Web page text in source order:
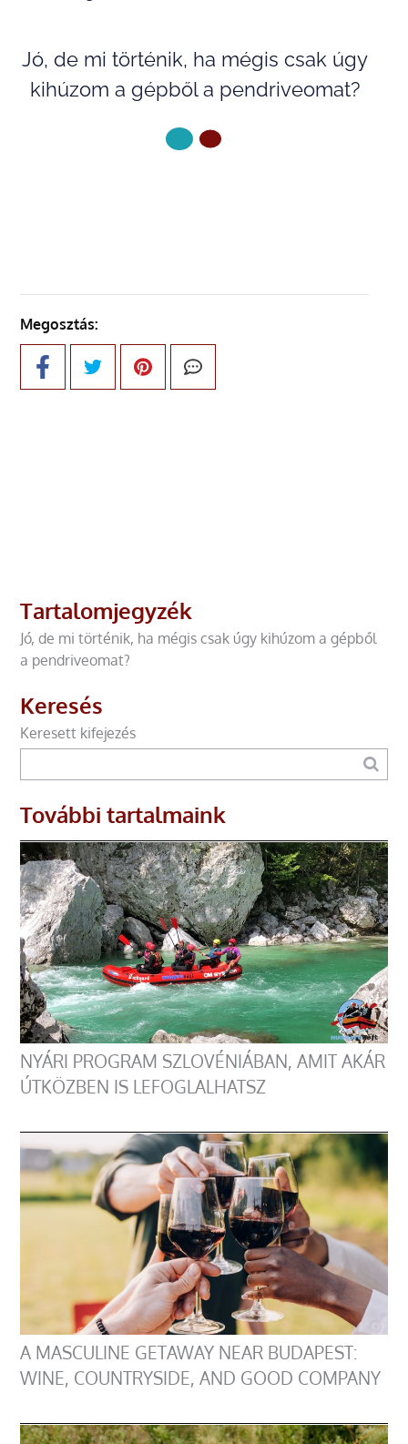
Jó, de mi történik, ha mégis csak úgy
kihúzom a gépből a pendriveomat?
Megosztás:
Tartalomjegyzék
Jó, de mi történik, ha mégis csak úgy kihúzom a gépből
a pendriveomat?
Keresés
Keresett kifejezés
További tartalmaink
NYÁRI PROGRAM SZLOVÉNIÁBAN, AMIT AKÁR
ÚTKÖZBEN IS LEFOGLALHATSZ
A MASCULINE GETAWAY NEAR BUDAPEST:
WINE, COUNTRYSIDE, AND GOOD COMPANY